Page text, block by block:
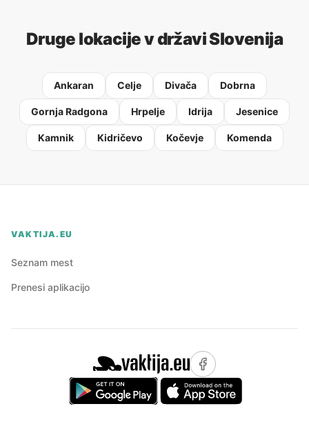
Druge lokacije v državi Slovenija
Ankaran Celje Divača Dobrna
Gornja Radgona Hrpelje Idrija Jesenice
Kamnik Kidričevo Kočevje Komenda
VAKTIJA.EU
Seznam mest
Prenesi aplikacijo